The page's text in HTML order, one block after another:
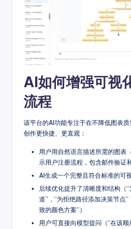
ft
w
AI如何增强可视
流程
该平台的AI功能专注于在不降低图表
创作更快捷、更直观：
用户用自然语言描述所需的图表
示用户注册流程，包含邮件验证
AI生成一个完整且符合标准的可
后续优化提升了清晰度和结构（
道”，“为拒绝路径添加决策节点
致的颜色方案”）
用户可直接向模型提问（“在该